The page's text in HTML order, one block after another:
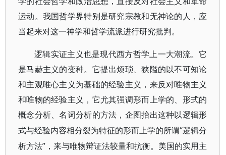
运动。我国哲学界特别是研究宗教和无神论的人，应
当起来对这一神学和哲学流派进行研究批判。
逻辑实证主义也是现代西方哲学上一大潮流。它
是马赫主义的变种。它提出烦琐、狭隘的以不可知论
和主观唯心主义为基础的经验主义，来反对唯物主义
和唯物的经验主义，它尤其强调形而上学的、形式的
概念分析、名词分析的方法，企图抬出这种以逻辑形
式与经验内容相分裂为特征的形而上学的所谓“逻辑分
析方法”，来与唯物辩证法较量和抗衡。美国的实用主